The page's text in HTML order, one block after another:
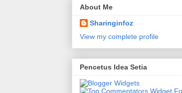
About Me
Sharinginfoz
View my complete profile
Pencetus Idea Setia